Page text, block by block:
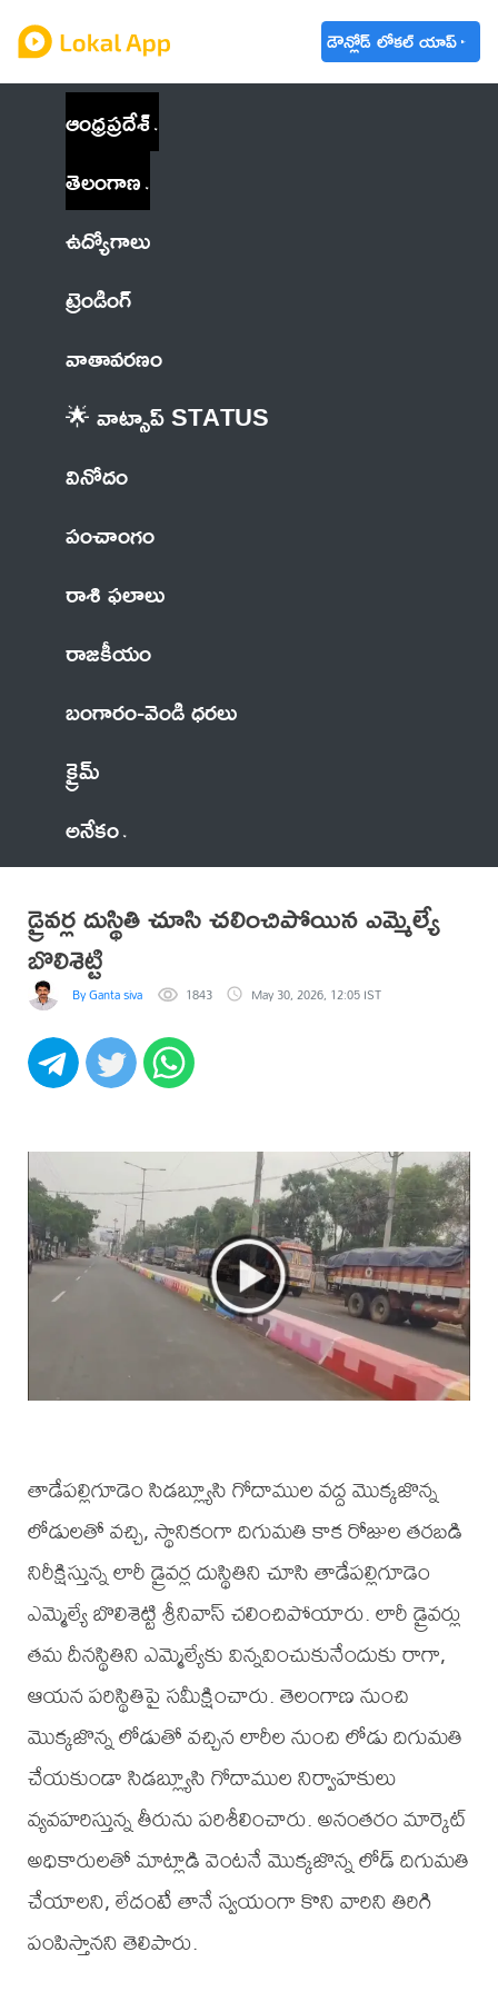
డౌన్లోడ్ లోకల్ యాప్
ఆంధ్రప్రదేశ్
తెలంగాణ
ఉద్యోగాలు
ట్రెండింగ్
వాతావరణం
🌟 వాట్సాప్ STATUS
వినోదం
పంచాంగం
రాశి ఫలాలు
రాజకీయం
బంగారం-వెండి ధరలు
క్రైమ్
అనేకం
డ్రైవర్ల దుస్థితి చూసి చలించిపోయిన ఎమ్మెల్యే
బొలిశెట్టి
By Ganta siva 1843 May 30, 2026, 12:05 IST
తాడేపల్లిగూడెం సిడబ్ల్యూసి గోదాముల వద్ద మొక్కజొన్న
లోడులతో వచ్చి, స్థానికంగా దిగుమతి కాక రోజుల తరబడి
నిరీక్షిస్తున్న లారీ డ్రైవర్ల దుస్థితిని చూసి తాడేపల్లిగూడెం
ఎమ్మెల్యే బొలిశెట్టి శ్రీనివాస్ చలించిపోయారు. లారీ డ్రైవర్లు
తమ దీనస్థితిని ఎమ్మెల్యేకు విన్నవించుకునేందుకు రాగా,
ఆయన పరిస్థితిపై సమీక్షించారు. తెలంగాణ నుంచి
మొక్కజొన్న లోడుతో వచ్చిన లారీల నుంచి లోడు దిగుమతి
చేయకుండా సిడబ్ల్యూసి గోదాముల నిర్వాహకులు
వ్యవహరిస్తున్న తీరును పరిశీలించారు. అనంతరం మార్కెట్
అధికారులతో మాట్లాడి వెంటనే మొక్కజొన్న లోడ్ దిగుమతి
చేయాలని, లేదంటే తానే స్వయంగా కొని వారిని తిరిగి
పంపిస్తానని తెలిపారు.